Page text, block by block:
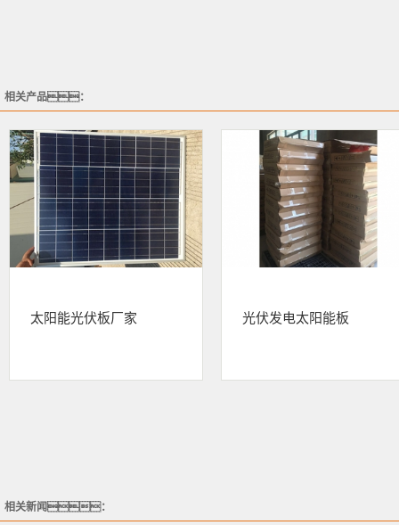
相关产品：
太阳能光伏板厂家 光伏发电太阳能板
相关新闻：